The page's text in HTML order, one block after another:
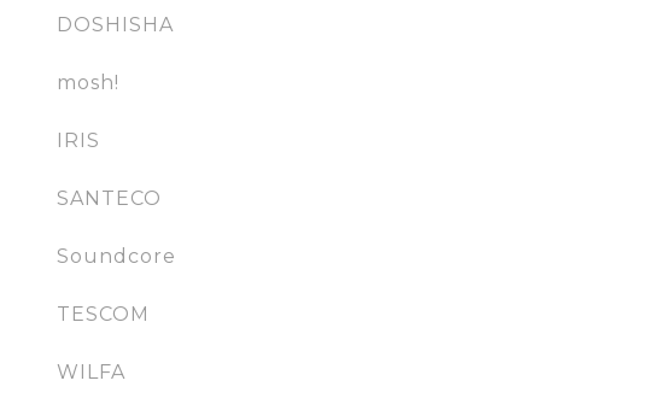
DOSHISHA
mosh!
IRIS
SANTECO
Soundcore
TESCOM
WILFA